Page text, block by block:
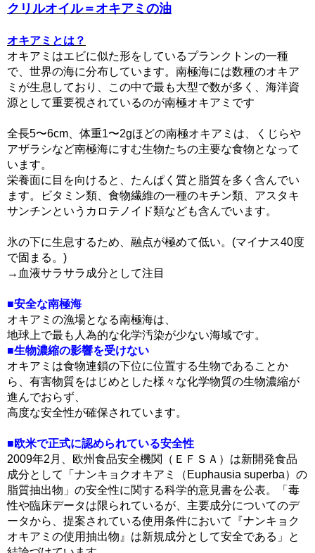
クリルオイル＝オキアミの油
オキアミとは？
オキアミはエビに似た形をしているプランクトンの一種
で、世界の海に分布しています。南極海には数種のオキア
ミが生息しており、この中で最も大型で数が多く、海洋資
源として重要視されているのが南極オキアミです
全長5〜6cm、体重1〜2gほどの南極オキアミは、くじらや
アザラシなど南極海にすむ生物たちの主要な食物となって
います。
栄養面に目を向けると、たんぱく質と脂質を多く含んでい
ます。ビタミン類、食物繊維の一種のキチン類、アスタキ
サンチンというカロテノイド類なども含んでいます。
氷の下に生息するため、融点が極めて低い。(マイナス40度
で固まる。)
→血液サラサラ成分として注目
■安全な南極海
オキアミの漁場となる南極海は、
地球上で最も人為的な化学汚染が少ない海域です。
■生物濃縮の影響を受けない
オキアミは食物連鎖の下位に位置する生物であることか
ら、有害物質をはじめとした様々な化学物質の生物濃縮が
進んでおらず、
高度な安全性が確保されています。
■欧米で正式に認められている安全性
2009年2月、欧州食品安全機関（ＥＦＳＡ）は新開発食品
成分として「ナンキョクオキアミ（Euphausia superba）の
脂質抽出物」の安全性に関する科学的意見書を公表。「毒
性や臨床データは限られているが、主要成分についてのデ
ータから、提案されている使用条件において『ナンキョク
オキアミの使用抽出物』は新規成分として安全である」と